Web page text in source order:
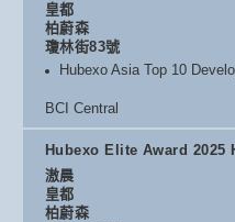
皇都
柏蔚森
瓊林街83號
Hubexo Asia Top 10
BCI Central
Hubexo Elite Award 2025
滶晨
皇都
柏蔚森